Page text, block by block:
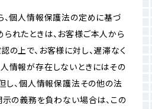
、個人情報保護法の定めに基づ
れたときは、お客様ご本人から
の上で、お客様に対し、遅滞なく
情報が存在しないときにはその
但し、個人情報保護法その他の法
示の義務を負わない場合は、この